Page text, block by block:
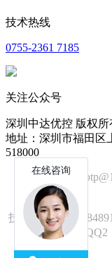
技术热线
0755-2361 7185
关注公众号
深圳中达优控 版权所
地址：深圳市福田区
518000
技术邮箱：
1392 2586
技术手机：
技术QQ2